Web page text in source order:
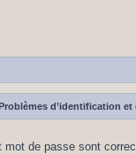
d’identification et
de passe sont